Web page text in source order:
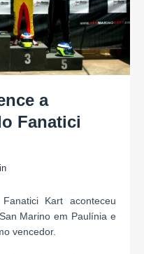
a
Fanatici
Kart aconteceu
Marino em Paulínia e
vencedor.